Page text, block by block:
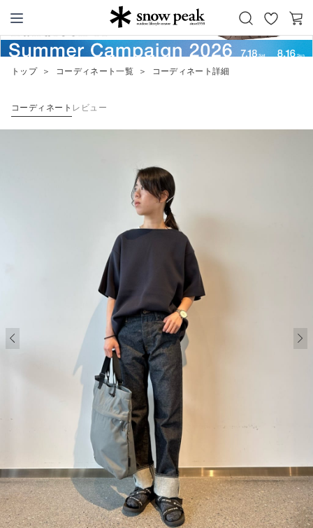
Snow Peak
お
カ
ー
トップ ＞ コーディネート一覧 ＞ コーディネート詳細
コーディネート レビュー